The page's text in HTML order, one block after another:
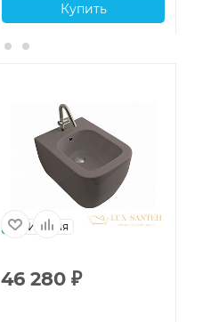
Купить
Италия
46 280 ₽